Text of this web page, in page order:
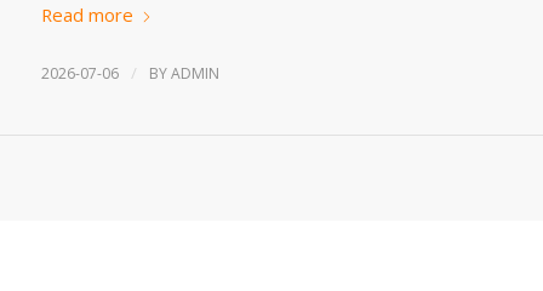
Read more
2026-07-06 / BYADMIN